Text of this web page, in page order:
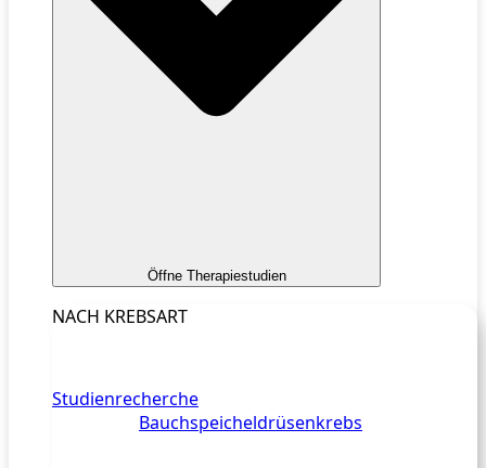
Öffne Therapiestudien
NACH KREBSART
Studienrecherche
Bauchspeicheldrüsenkrebs